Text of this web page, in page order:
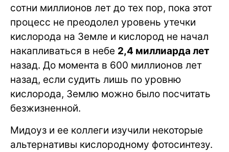
сотни миллионов лет до тех пор, пока этот
процесс не преодолел уровень утечки
кислорода на Земле и кислород не начал
накапливаться в небе 2,4 миллиарда лет
назад. До момента в 600 миллионов лет
назад, если судить лишь по уровню
кислорода, Землю можно было посчитать
безжизненной.
Мидоуз и ее коллеги изучили некоторые
альтернативы кислородному фотосинтезу.